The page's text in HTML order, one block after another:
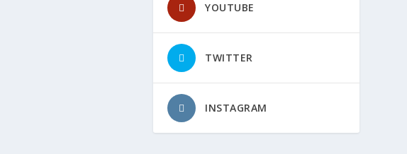
YOUTUBE
TWITTER
INSTAGRAM